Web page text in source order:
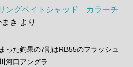
ングベイトシャッド カラーチ
き より
った釣果の7割はRB55のフラッシュ
河口アングラ…